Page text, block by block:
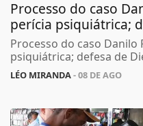
Processo do caso
perícia psiquiátrica;
Processo do caso Danilo
psiquiátrica; defesa de
LÉO MIRANDA- 08 DE AGO